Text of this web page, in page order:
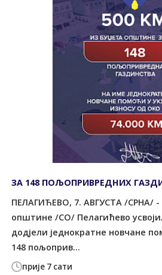
прије 7 сати
ЗА 148 ПОЉОПРИВРЕДНИХ
ПЕЛАГИЋЕВО, 7. АВГУСТА /СРНА/
општине /СО/ Пелагићево
додјели једнократне новчане
148 пољоприв...